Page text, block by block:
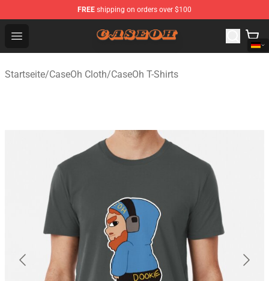
FREE shipping on orders over $100
Open menu
CaseOh Shop - Official CaseOh Merchandise Store
Startseite/CaseOh Cloth/CaseOh T-Shirts